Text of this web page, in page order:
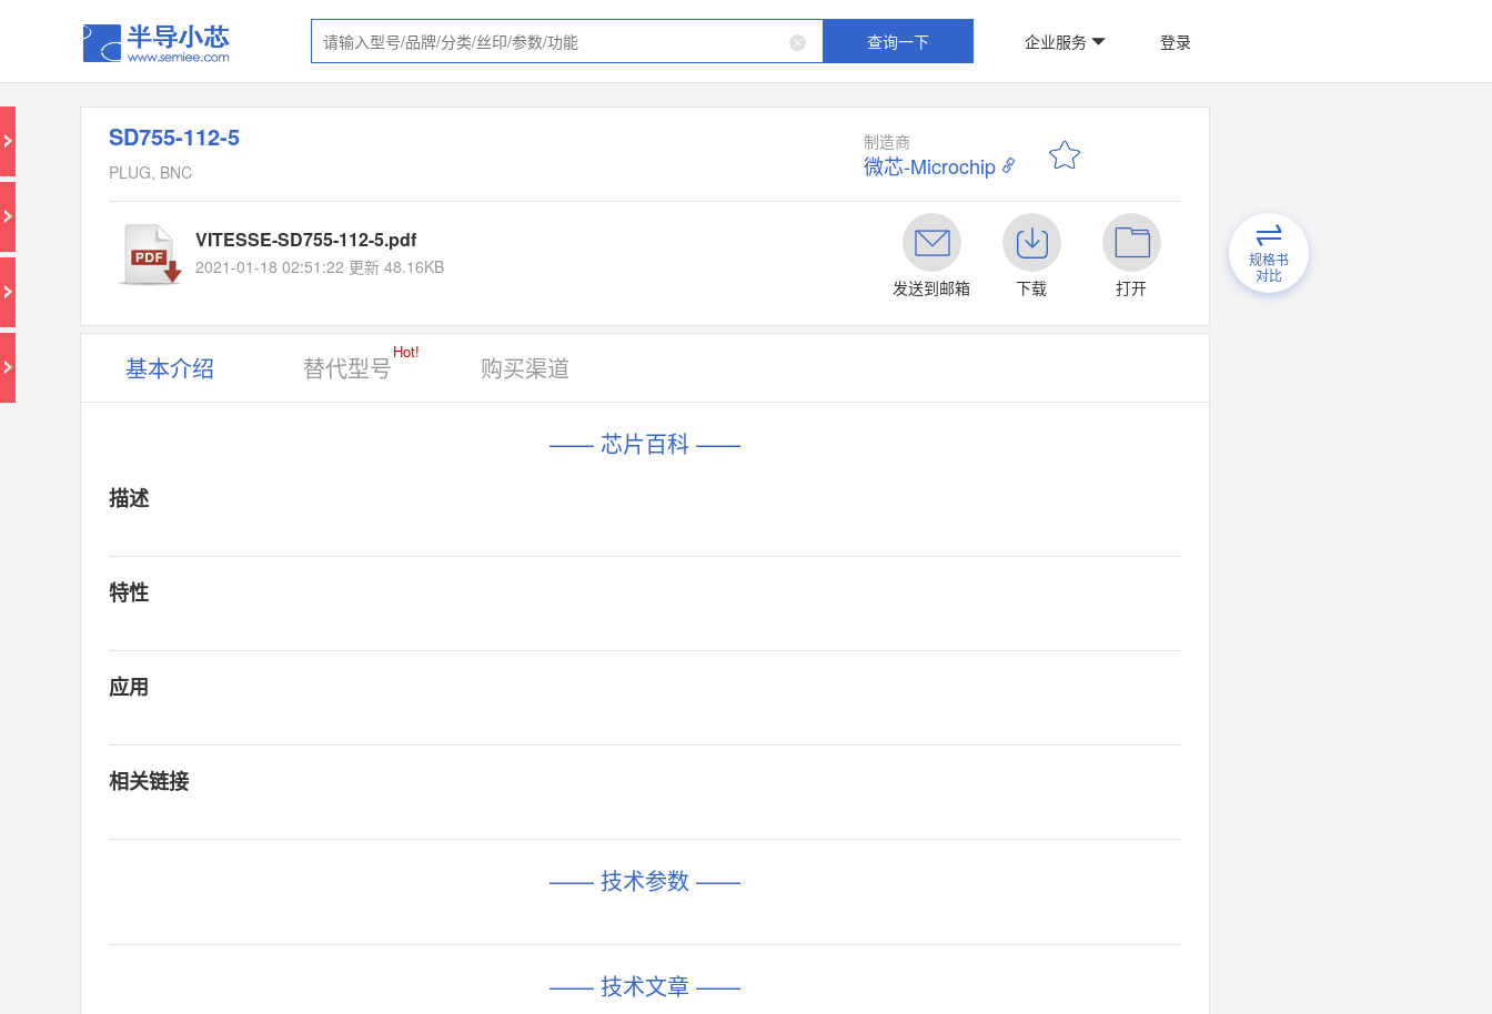
查询一下 企业服务 登录
SD755-112-5
PLUG, BNC
制造商
微芯-Microchip
VITESSE-SD755-112-5.pdf
2021-01-18 02:51:22 更新 48.16KB
发送到邮箱
下载 打开
规格书
对比
基本介绍 替代型号
Hot!
购买渠道
—— 芯片百科 ——
描述
特性
应用
相关链接
—— 技术参数 ——
—— 技术文章 ——